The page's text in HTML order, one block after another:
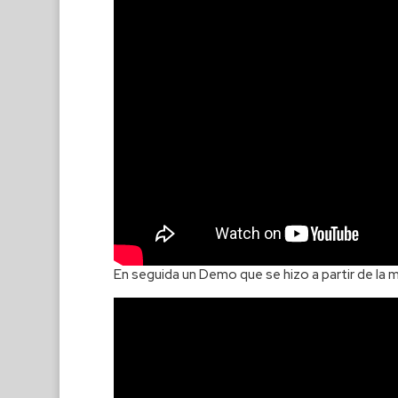
En seguida un Demo que se hizo a partir de la